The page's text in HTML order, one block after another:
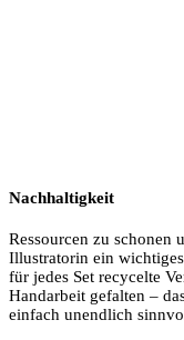
Nachhaltigkeit
Ressourcen zu schonen
Illustratorin ein
für jedes Set recycelte
Handarbeit gefalten –
einfach unendlich